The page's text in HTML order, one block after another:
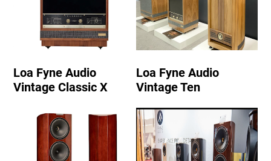
Loa Fyne Audio
Vintage Classic X
Loa Fyne Audio
Vintage Ten